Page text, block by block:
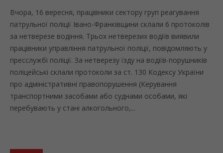
Вчора, 16 вересня, працівники сектору груп реагування
патрульної поліції Івано-Франківщини склали 6 протоколів
за нетверезе водіння. Трьох нетверезих водіїв виявили
працівники управління патрульної поліції, повідомляють у
пресслужбі поліції. За нетверезу їзду на водіїв-порушників
поліцейські склали протоколи за ст. 130 Кодексу України
про адміністративні правопорушення (Керування
транспортними засобами або суднами особами, які
перебувають у стані алкогольного,...